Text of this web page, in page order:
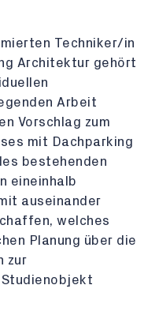
Techniker/in
Architektur gehört
Arbeit
Vorschlag zum
mit Dachparking
bestehenden
eineinhalb
auseinander
welches
Planung über die
zur